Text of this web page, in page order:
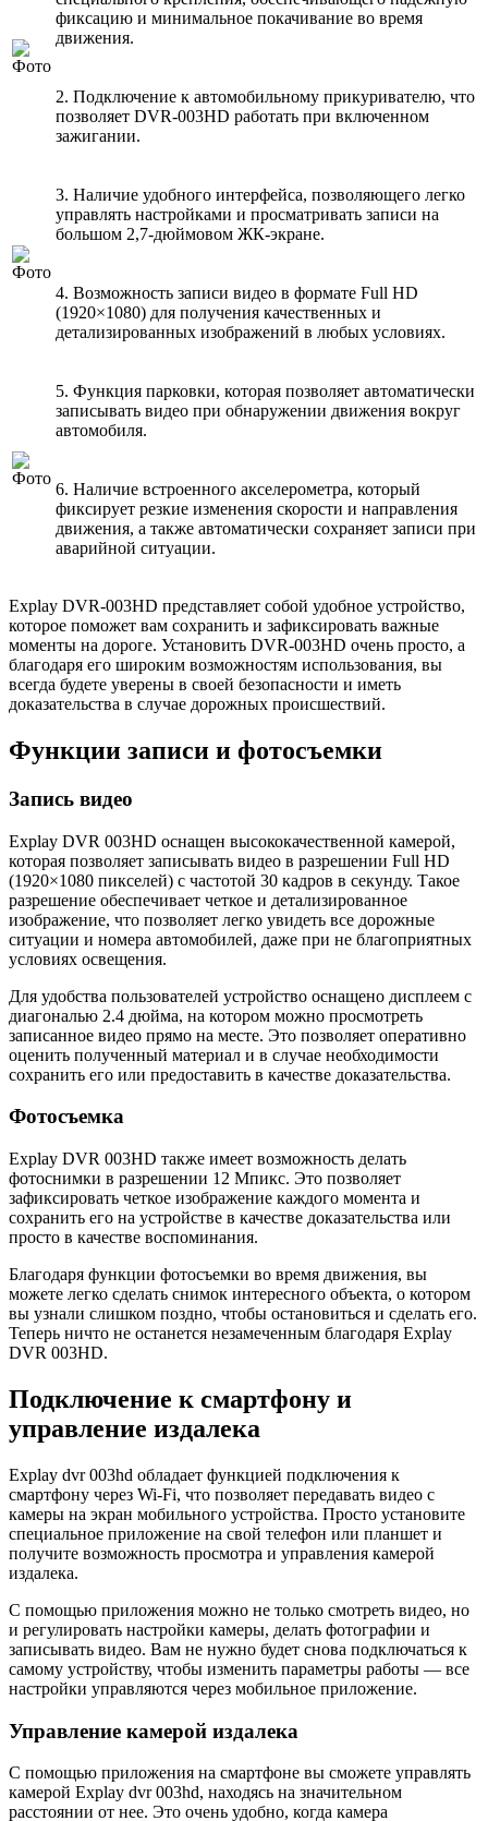
фиксацию и минимальное покачивание во время
движения.
2. Подключение к автомобильному прикуривателю, что
позволяет DVR-003HD работать при включенном
зажигании.
3. Наличие удобного интерфейса, позволяющего легко
управлять настройками и просматривать записи на
большом 2,7-дюймовом ЖК-экране.
4. Возможность записи видео в формате Full HD
(1920×1080) для получения качественных и
детализированных изображений в любых условиях.
5. Функция парковки, которая позволяет автоматически
записывать видео при обнаружении движения вокруг
автомобиля.
6. Наличие встроенного акселерометра, который
фиксирует резкие изменения скорости и направления
движения, а также автоматически сохраняет записи при
аварийной ситуации.
Explay DVR-003HD представляет собой удобное устройство,
которое поможет вам сохранить и зафиксировать важные
моменты на дороге. Установить DVR-003HD очень просто, а
благодаря его широким возможностям использования, вы
всегда будете уверены в своей безопасности и иметь
доказательства в случае дорожных происшествий.
Функции записи и фотосъемки
Запись видео
Explay DVR 003HD оснащен высококачественной камерой,
которая позволяет записывать видео в разрешении Full HD
(1920×1080 пикселей) с частотой 30 кадров в секунду. Такое
разрешение обеспечивает четкое и детализированное
изображение, что позволяет легко увидеть все дорожные
ситуации и номера автомобилей, даже при не благоприятных
условиях освещения.
Для удобства пользователей устройство оснащено дисплеем с
диагональю 2.4 дюйма, на котором можно просмотреть
записанное видео прямо на месте. Это позволяет оперативно
оценить полученный материал и в случае необходимости
сохранить его или предоставить в качестве доказательства.
Фотосъемка
Explay DVR 003HD также имеет возможность делать
фотоснимки в разрешении 12 Мпикс. Это позволяет
зафиксировать четкое изображение каждого момента и
сохранить его на устройстве в качестве доказательства или
просто в качестве воспоминания.
Благодаря функции фотосъемки во время движения, вы
можете легко сделать снимок интересного объекта, о котором
вы узнали слишком поздно, чтобы остановиться и сделать его.
Теперь ничто не останется незамеченным благодаря Explay
DVR 003HD.
Подключение к смартфону и
управление издалека
Explay dvr 003hd обладает функцией подключения к
смартфону через Wi-Fi, что позволяет передавать видео с
камеры на экран мобильного устройства. Просто установите
специальное приложение на свой телефон или планшет и
получите возможность просмотра и управления камерой
издалека.
С помощью приложения можно не только смотреть видео, но
и регулировать настройки камеры, делать фотографии и
записывать видео. Вам не нужно будет снова подключаться к
самому устройству, чтобы изменить параметры работы — все
настройки управляются через мобильное приложение.
Управление камерой издалека
С помощью приложения на смартфоне вы сможете управлять
камерой Explay dvr 003hd, находясь на значительном
расстоянии от нее. Это очень удобно, когда камера